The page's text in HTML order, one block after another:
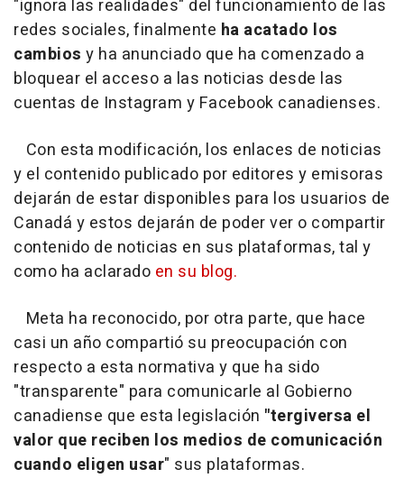
"ignora las realidades" del funcionamiento de las
redes sociales, finalmente ha acatado los
cambios y ha anunciado que ha comenzado a
bloquear el acceso a las noticias desde las
cuentas de Instagram y Facebook canadienses.
Con esta modificación, los enlaces de noticias
y el contenido publicado por editores y emisoras
dejarán de estar disponibles para los usuarios de
Canadá y estos dejarán de poder ver o compartir
contenido de noticias en sus plataformas, tal y
como ha aclarado en su blog.
Meta ha reconocido, por otra parte, que hace
casi un año compartió su preocupación con
respecto a esta normativa y que ha sido
"transparente" para comunicarle al Gobierno
canadiense que esta legislación "tergiversa el
valor que reciben los medios de comunicación
cuando eligen usar" sus plataformas.